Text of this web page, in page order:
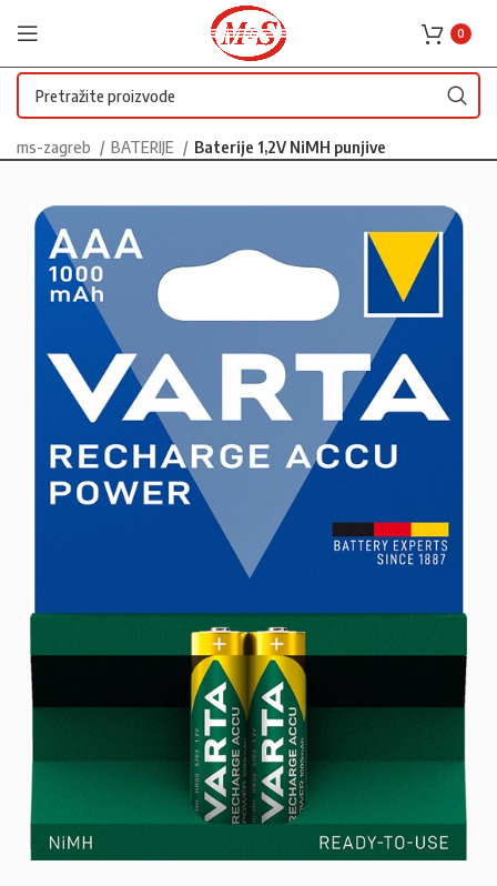
0
ms-zagreb BATERIJE Baterije 1,2V NiMH punjive